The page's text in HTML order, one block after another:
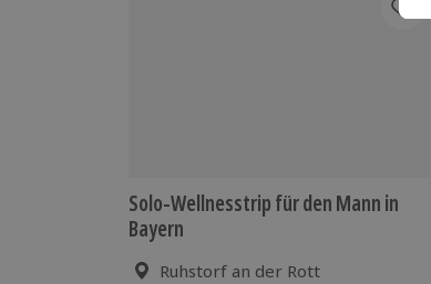
Solo-Wellnesstrip für den Mann in
Bayern
Ruhstorf an der Rott